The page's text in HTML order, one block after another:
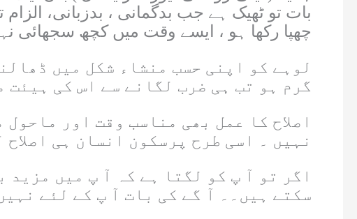
بات تو ٹھیک ہے جب بدگمانی ، بدزبانی،
چھپا رکھا ہو ، ایسے وقت میں کچھ سجھائی
لوہے کو اپنی حسب منشاء شکل میں
گرم ہو تب ہی ضرب لگانے سے اس کی ہیئت
اصلاح کا عمل بھی مناسب وقت اور
نہیں ۔ اسی طرح پرسکون انسان ہی
اگر تو آ پ کو لگتا ہے کہ آ پ میں
سکتے ہیں۔۔ آ گے کی بات آ پ کے لئے